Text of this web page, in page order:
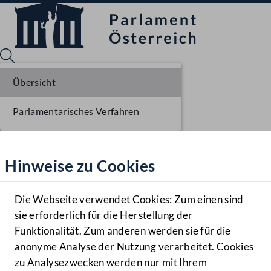
Hilfe
Benutzer
Navigationsmenü öffnen
MENÜ
Hinweise zu Cookies
Die Webseite verwendet Cookies: Zum einen sind
sie erforderlich für die Herstellung der
Funktionalität. Zum anderen werden sie für die
anonyme Analyse der Nutzung verarbeitet. Cookies
zu Analysezwecken werden nur mit Ihrem
Übersicht
Parlamentarisches Verfahren